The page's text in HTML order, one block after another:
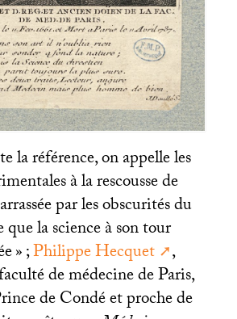
la référence, on appelle les
à la rescousse de
par les obscurités du
la science à son tour
»;Philippe Hecquet
,
de médecine de Paris,
de Condé et proche de